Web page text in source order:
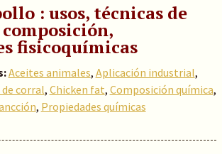
: usos, técnicas de
fisicoquímicas
Aceites animales, Aplicación industrial,
de corral, Chicken fat, Composición química,
, Propiedades químicas